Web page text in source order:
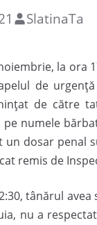
SlatinaTa
la ora
de
de către
pe numele
un dosar penal
remis de
tânărul
nu a